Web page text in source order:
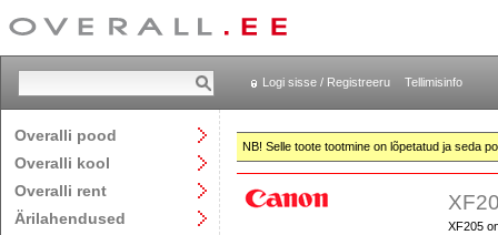
Logi sisse / Registreeru Tellimisinfo
Overalli pood
Overalli kool
Overalli rent
Ärilahendused
NB! Selle toote tootmine on lõpetatud ja seda
XF205